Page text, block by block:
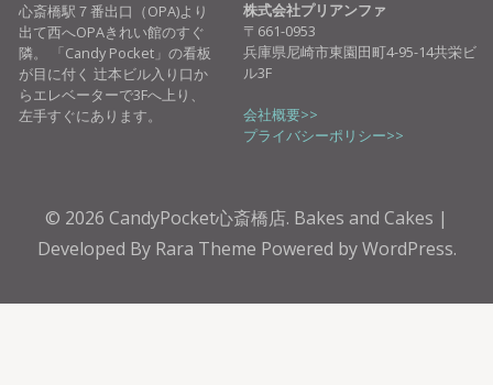
心斎橋駅７番出口（OPA)より
出て西へOPAきれい館のすぐ
隣。 「Candy Pocket」の看板
が目に付く 辻本ビル入り口か
らエレベーターで3Fへ上り、
左手すぐにあります。
株式会社プリアンファ
〒661-0953
兵庫県尼崎市東園田町4-95-14共栄ビ
ル3F
会社概要>>
プライバシーポリシー>>
© 2026 CandyPocket心斎橋店. Bakes and Cakes |
Developed By Rara Theme Powered byWordPress.